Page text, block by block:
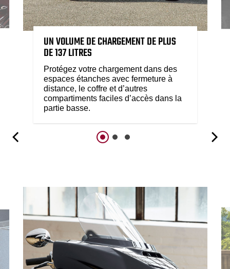
UN VOLUME DE CHARGEMENT DE PLUS
DE 137 LITRES
Protégez votre chargement dans des
espaces étanches avec fermeture à
distance, le coffre et d’autres
compartiments faciles d’accès dans la
partie basse.